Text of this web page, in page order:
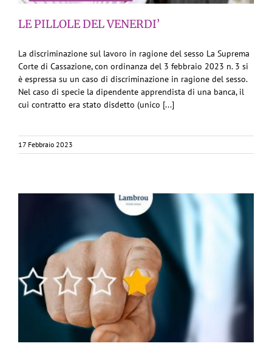
LE PILLOLE DEL VENERDI’
La discriminazione sul lavoro in ragione del sesso La Suprema
Corte di Cassazione, con ordinanza del 3 febbraio 2023 n. 3 si
è espressa su un caso di discriminazione in ragione del sesso.
Nel caso di specie la dipendente apprendista di una banca, il
cui contratto era stato disdetto (unico [...]
17 Febbraio 2023